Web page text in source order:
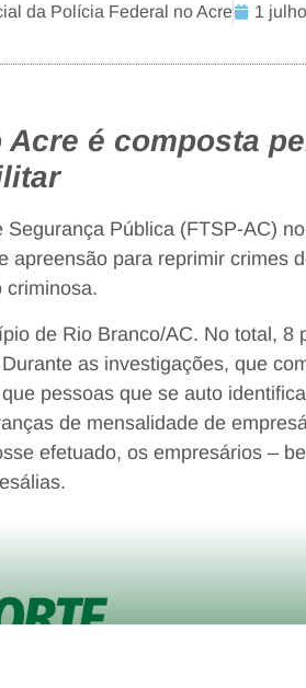
da Polícia Federal no Acre 1
Acre é composta
Segurança Pública (FTSP-AC)
apreensão para reprimir crimes
criminosa.
de Rio Branco/AC. No total, 8
as investigações, que
pessoas que se auto
de mensalidade de
efetuado, os empresários –